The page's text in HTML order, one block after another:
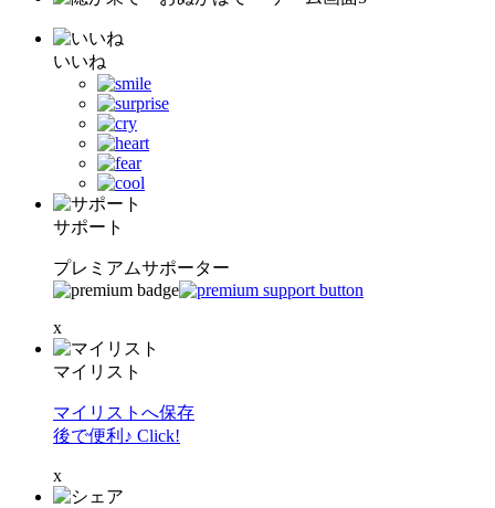
いいね
サポート
プレミアムサポーター
x
マイリスト
マイリストへ保存
後で便利♪ Click!
x